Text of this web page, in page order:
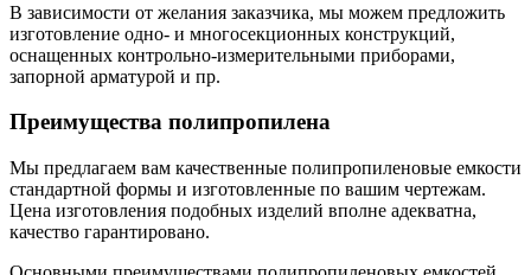
В зависимости от желания заказчика, мы можем предложить
изготовление одно- и многосекционных конструкций,
оснащенных контрольно-измерительными приборами,
запорной арматурой и пр.
Преимущества полипропилена
Мы предлагаем вам качественные полипропиленовые емкости
стандартной формы и изготовленные по вашим чертежам.
Цена изготовления подобных изделий вполне адекватна,
качество гарантировано.